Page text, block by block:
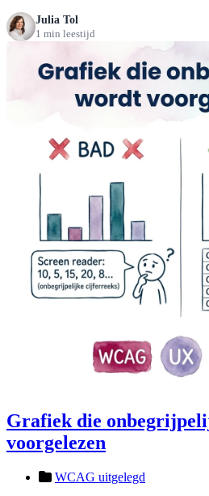
Julia Tol
1 min leestijd
Grafiek die
voorgelezen
WCAG uitgelegd